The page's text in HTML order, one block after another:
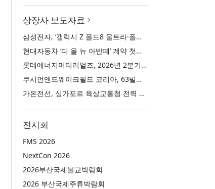
상장사 보도자료
삼성전자, ‘갤럭시 Z 폴드8 울트라·폴드8·플립8’과 ‘갤럭시 워치 울트라2·워치9’ 국내 공식 출시
현대자동차 ‘디 올 뉴 아반떼’ 계약 첫날 1만 대 돌파
롯데에너지머티리얼즈, 2026년 2분기 실적 발표… 전분기 대비 매출 증대
쿠시먼앤드웨이크필드 코리아, 63빌딩 통합 MD·공간 전략 수립 과정과 구현 사례 소개
가온전선, 싱가포르 육상교통청 전력 케이블 첫 공급 계약
전시회
FMS 2026
NextCon 2026
2026부산국제불교박람회
2026 부산국제주류박람회